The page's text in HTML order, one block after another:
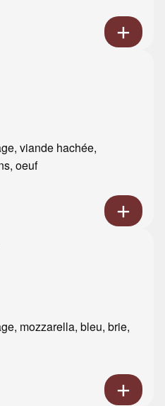
viande hachée,
oeuf
mozzarella, bleu, brie,